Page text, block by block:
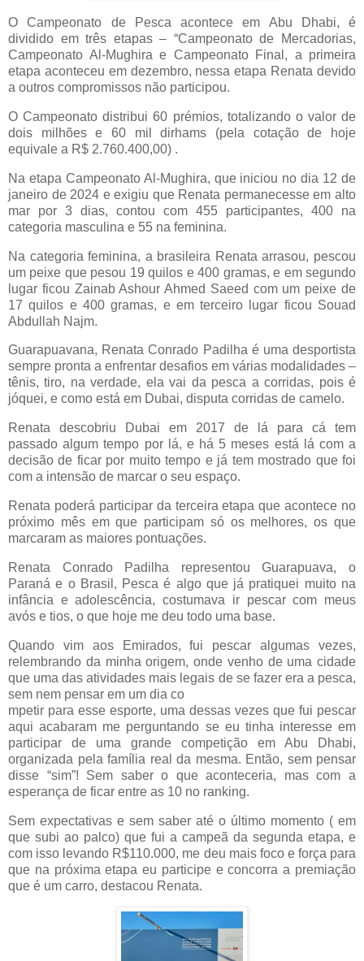
O Campeonato de Pesca acontece em Abu Dhabi, é
dividido em três etapas – “Campeonato de Mercadorias,
Campeonato Al-Mughira e Campeonato Final, a primeira
etapa aconteceu em dezembro, nessa etapa Renata devido
a outros compromissos não participou.
O Campeonato distribui 60 prémios, totalizando o valor de
dois milhões e 60 mil dirhams (pela cotação de hoje
equivale a R$ 2.760.400,00) .
Na etapa Campeonato Al-Mughira, que iniciou no dia 12 de
janeiro de 2024 e exigiu que Renata permanecesse em alto
mar por 3 dias, contou com 455 participantes, 400 na
categoria masculina e 55 na feminina.
Na categoria feminina, a brasileira Renata arrasou, pescou
um peixe que pesou 19 quilos e 400 gramas, e em segundo
lugar ficou Zainab Ashour Ahmed Saeed com um peixe de
17 quilos e 400 gramas, e em terceiro lugar ficou Souad
Abdullah Najm.
Guarapuavana, Renata Conrado Padilha é uma desportista
sempre pronta a enfrentar desafios em várias modalidades –
tênis, tiro, na verdade, ela vai da pesca a corridas, pois é
jóquei, e como está em Dubai, disputa corridas de camelo.
Renata descobriu Dubai em 2017 de lá para cá tem
passado algum tempo por lá, e há 5 meses está lá com a
decisão de ficar por muito tempo e já tem mostrado que foi
com a intensão de marcar o seu espaço.
Renata poderá participar da terceira etapa que acontece no
próximo mês em que participam só os melhores, os que
marcaram as maiores pontuações.
Renata Conrado Padilha representou Guarapuava, o
Paraná e o Brasil, Pesca é algo que já pratiquei muito na
infância e adolescência, costumava ir pescar com meus
avós e tios, o que hoje me deu todo uma base.
Quando vim aos Emirados, fui pescar algumas vezes,
relembrando da minha origem, onde venho de uma cidade
que uma das atividades mais legais de se fazer era a pesca,
sem nem pensar em um dia co
mpetir para esse esporte, uma dessas vezes que fui pescar
aqui acabaram me perguntando se eu tinha interesse em
participar de uma grande competição em Abu Dhabi,
organizada pela família real da mesma. Então, sem pensar
disse “sim”! Sem saber o que aconteceria, mas com a
esperança de ficar entre as 10 no ranking.
Sem expectativas e sem saber até o último momento ( em
que subi ao palco) que fui a campeã da segunda etapa, e
com isso levando R$110.000, me deu mais foco e força para
que na próxima etapa eu participe e concorra a premiação
que é um carro, destacou Renata.